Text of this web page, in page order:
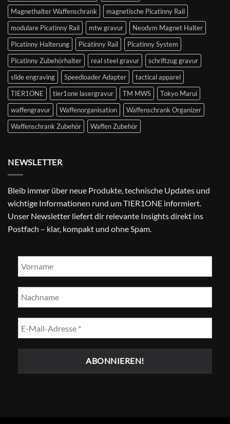
Magnethalter Waffenschrank
magnetische Picatinny Rail
modulare Picatinny Rail
mtw gravur
Neodym Magnet Halter
Picatinny Halterung
Picatinny Rail
Picatinny System
Picatinny Zubehörhalter
real steel gravur
schriftzug gravur
slide engraving
Speedloader Adapter
tactical apparel
TIER1ONE
tier1one lasergravur TM MWS
Tokyo Marui
waffengravur
Waffenorganisation
Waffenschrank Organizer
Waffenschrank Zubehör
Waffen Zubehör
NEWSLETTER
Bleib immer über neue Produkte, technische Updates und
wichtige Informationen rund um TIER1ONE informiert.
Unser Newsletter liefert dir relevante Insights direkt ins
Postfach – klar, kompakt und ohne Spam.